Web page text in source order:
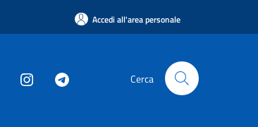
Accedi all'area personale
Cerca